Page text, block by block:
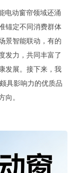
电动窗帘领域还涌
锚定不同消费群体
景智能联动，有的
发力，共同丰富了
发展。接下来，我
具影响力的优质品
。